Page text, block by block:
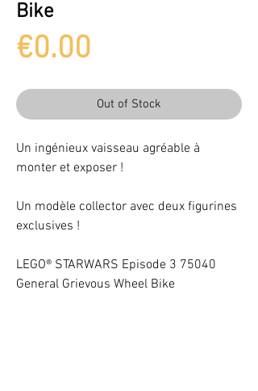
Bike
€0.00
Out of Stock
Un ingénieux vaisseau agréable à
monter et exposer !
Un modèle collector avec deux figurines
exclusives !
LEGO® STARWARS Episode 3 75040
General Grievous Wheel Bike